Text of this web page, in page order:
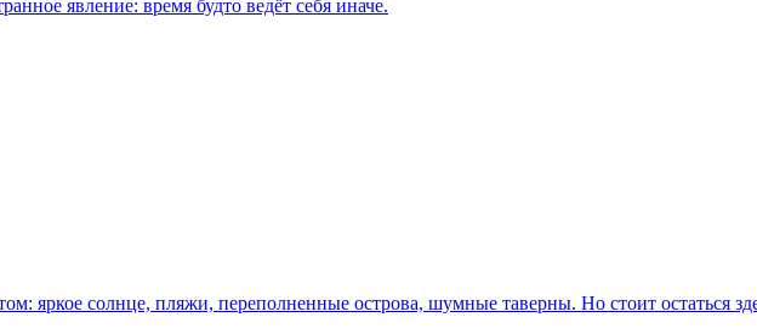
явление: время будто ведёт себя иначе.
яркое солнце, пляжи, переполненные острова, шумные таверны. Но стоит остаться